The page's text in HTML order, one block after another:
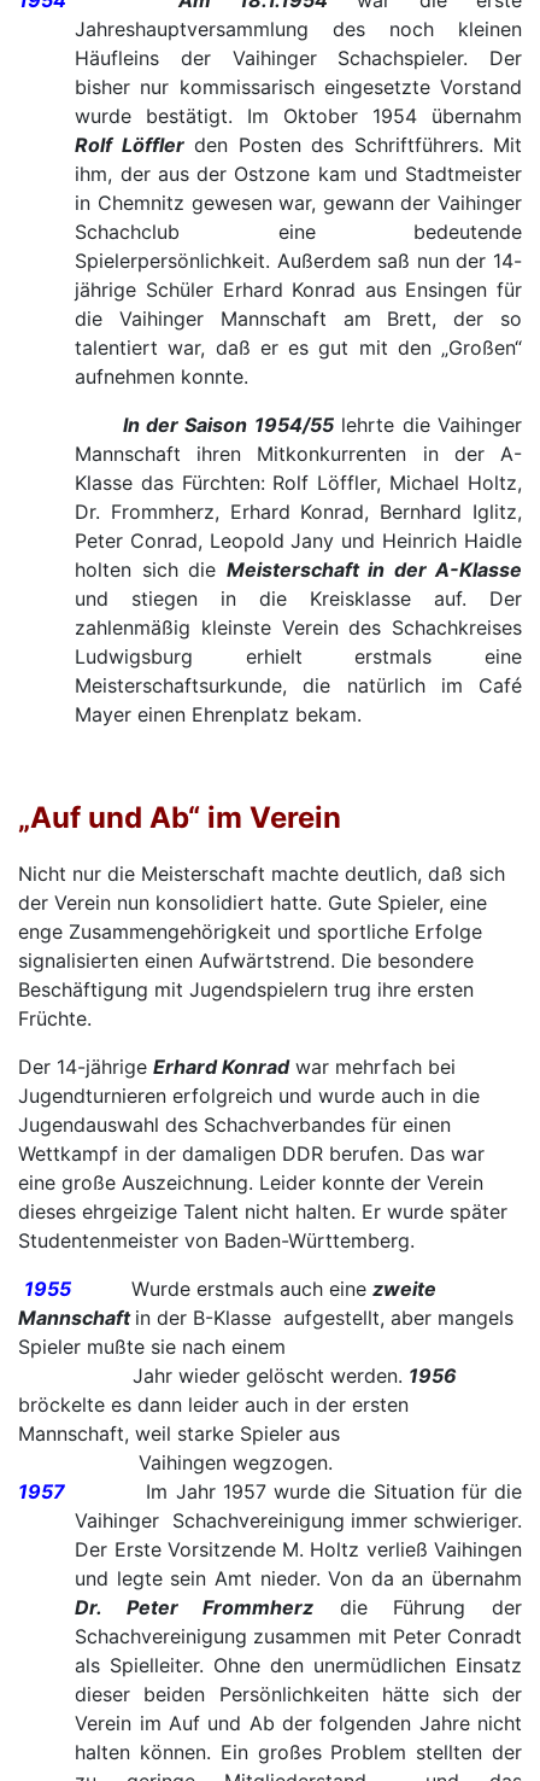
Jahreshauptversammlung des noch kleinen
Häufleins der Vaihinger Schachspieler. Der
bisher nur kommissarisch eingesetzte Vorstand
wurde bestätigt. Im Oktober 1954 übernahm
Rolf Löfflerden Posten des Schriftführers. Mit
ihm, der aus der Ostzone kam und Stadtmeister
in Chemnitz gewesen war, gewann der Vaihinger
Schachclub eine bedeutende
Spielerpersönlichkeit. Außerdem saß nun der 14-
jährige Schüler Erhard Konrad aus Ensingen für
die Vaihinger Mannschaft am Brett, der so
talentiert war, daß er es gut mit den „Großen“
aufnehmen konnte.
In der Saison 1954/55lehrte die Vaihinger
Mannschaft ihren Mitkonkurrenten in der A-
Klasse das Fürchten: Rolf Löffler, Michael Holtz,
Dr. Frommherz, Erhard Konrad, Bernhard Iglitz,
Peter Conrad, Leopold Jany und Heinrich Haidle
holten sich die Meisterschaft in der A-Klasse
und stiegen in die Kreisklasse auf. Der
zahlenmäßig kleinste Verein des Schachkreises
Ludwigsburg erhielt erstmals eine
Meisterschaftsurkunde, die natürlich im Café
Mayer einen Ehrenplatz bekam.
„Auf und Ab“ im Verein
Nicht nur die Meisterschaft machte deutlich, daß sich
der Verein nun konsolidiert hatte. Gute Spieler, eine
enge Zusammengehörigkeit und sportliche Erfolge
signalisierten einen Aufwärtstrend. Die besondere
Beschäftigung mit Jugendspielern trug ihre ersten
Früchte.
Der 14-jährige Erhard Konradwar mehrfach bei
Jugendturnieren erfolgreich und wurde auch in die
Jugendauswahl des Schachverbandes für einen
Wettkampf in der damaligen DDR berufen. Das war
eine große Auszeichnung. Leider konnte der Verein
dieses ehrgeizige Talent nicht halten. Er wurde später
Studentenmeister von Baden-Württemberg.
1955
Wurde erstmals auch eine zweite
Mannschaft in der B-Klasse aufgestellt, aber mangels
Spieler mußte sie nach einem
Jahr wieder gelöscht werden. 1956
bröckelte es dann leider auch in der ersten
Mannschaft, weil starke Spieler aus
Vaihingen wegzogen.
1957
Im Jahr 1957 wurde die Situation für die
Vaihinger Schachvereinigung immer schwieriger.
Der Erste Vorsitzende M. Holtz verließ Vaihingen
und legte sein Amt nieder. Von da an übernahm
Dr. Peter Frommherz die Führung der
Schachvereinigung zusammen mit Peter Conradt
als Spielleiter. Ohne den unermüdlichen Einsatz
dieser beiden Persönlichkeiten hätte sich der
Verein im Auf und Ab der folgenden Jahre nicht
halten können. Ein großes Problem stellten der